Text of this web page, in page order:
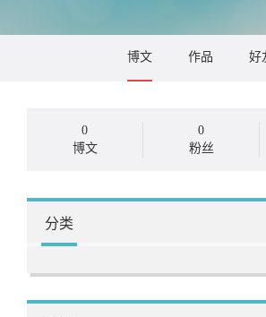
博文 作品 好
0
博文
0
粉丝
分类